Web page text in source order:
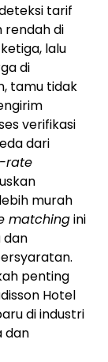
tarif
rendah di
lalu
di
tamu tidak
verifikasi
dari
rate
murah
matchingini
dan
penting
Hotel
di industri
dan